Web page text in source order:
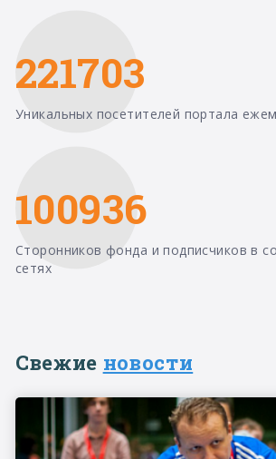
221703
Уникальных посетителей портала
100936
Сторонников фонда и подписчиков в
сетях
Свежие новости